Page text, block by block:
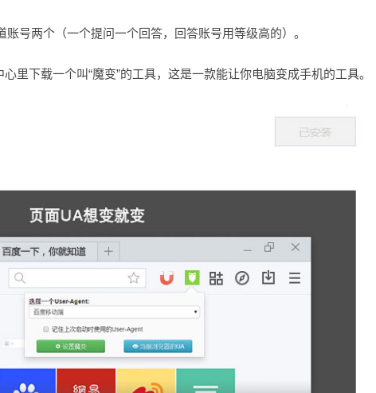
号两个（一个提问一个回答，回答账号用等级高的）。
里下载一个叫“魔变”的工具，这是一款能让你电脑变成手机的工具。